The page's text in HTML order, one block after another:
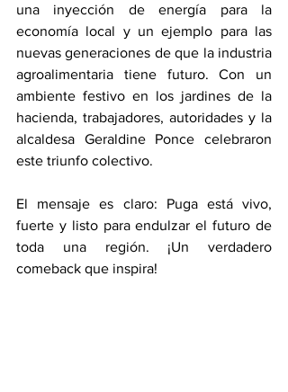
una inyección de energía para la
economía local y un ejemplo para las
nuevas generaciones de que la industria
agroalimentaria tiene futuro. Con un
ambiente festivo en los jardines de la
hacienda, trabajadores, autoridades y la
alcaldesa Geraldine Ponce celebraron
este triunfo colectivo.
El mensaje es claro: Puga está vivo,
fuerte y listo para endulzar el futuro de
toda una región. ¡Un verdadero
comeback que inspira!